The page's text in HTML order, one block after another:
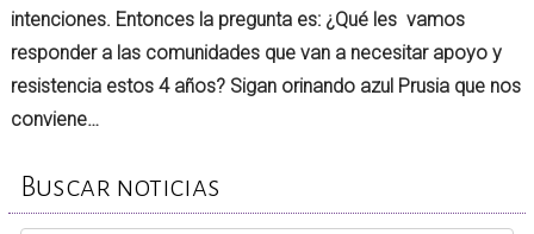
intenciones. Entonces la pregunta es: ¿Qué les vamos
responder a las comunidades que van a necesitar apoyo y
resistencia estos 4 años? Sigan orinando azul Prusia que nos
conviene…
Buscar noticias